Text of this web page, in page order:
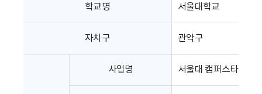
학교명 서울대학교
자치구 관악구
사업명 서울대 캠퍼스타운